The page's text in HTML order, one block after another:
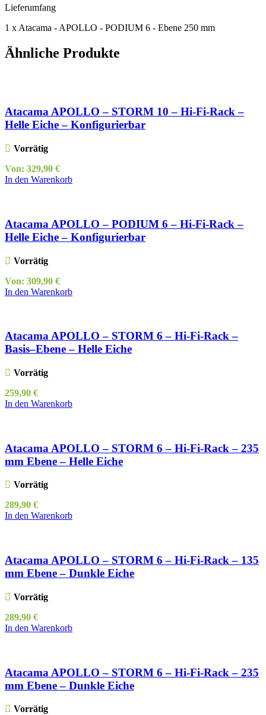
Lieferumfang
1 x Atacama - APOLLO - PODIUM 6 - Ebene 250 mm
Ähnliche Produkte
Atacama APOLLO – STORM 10 – Hi-Fi-Rack –
Helle Eiche – Konfigurierbar
Vorrätig
Von: 329,90 €
In den Warenkorb
Atacama APOLLO – PODIUM 6 – Hi-Fi-Rack –
Helle Eiche – Konfigurierbar
Vorrätig
Von: 309,90 €
In den Warenkorb
Atacama APOLLO – STORM 6 – Hi-Fi-Rack –
Basis–Ebene – Helle Eiche
Vorrätig
259,90 €
In den Warenkorb
Atacama APOLLO – STORM 6 – Hi-Fi-Rack – 235
mm Ebene – Helle Eiche
Vorrätig
289,90 €
In den Warenkorb
Atacama APOLLO – STORM 6 – Hi-Fi-Rack – 135
mm Ebene – Dunkle Eiche
Vorrätig
289,90 €
In den Warenkorb
Atacama APOLLO – STORM 6 – Hi-Fi-Rack – 235
mm Ebene – Dunkle Eiche
Vorrätig